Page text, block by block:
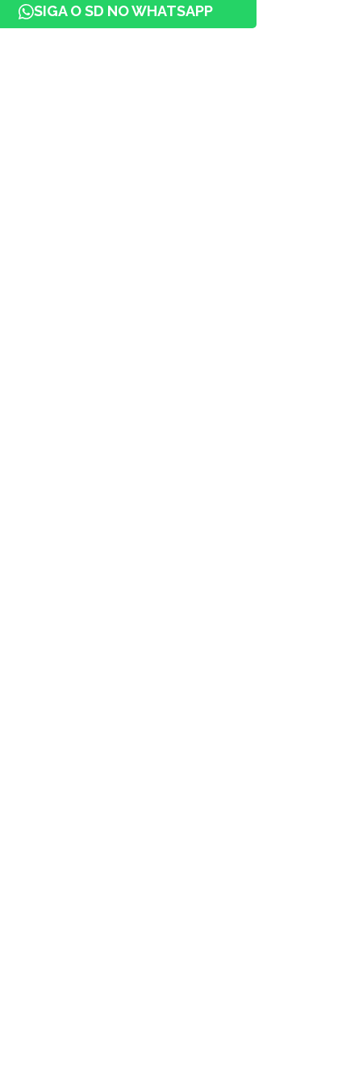
SIGA O SD NO WHATSAPP